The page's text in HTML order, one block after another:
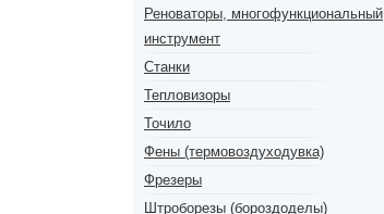
Реноваторы, многофункциональный
инструмент
Станки
Тепловизоры
Точило
Фены (термовоздуходувка)
Фрезеры
Штроборезы (бороздоделы)